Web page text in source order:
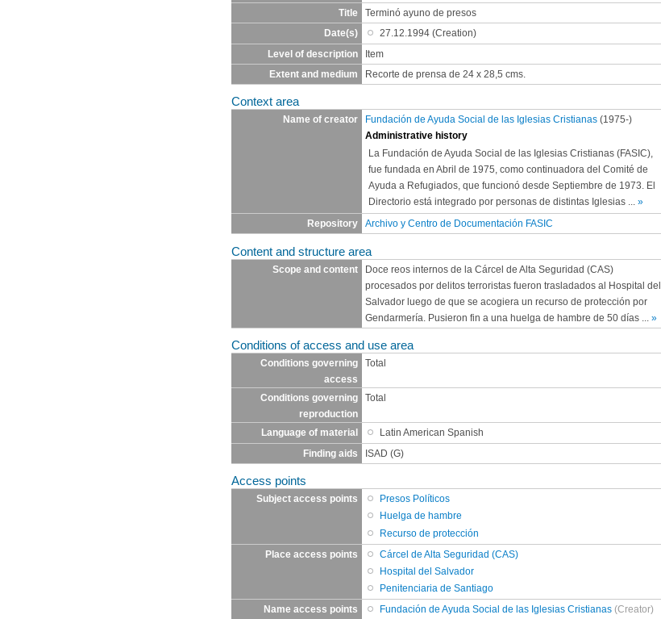
Title
Terminó ayuno de presos
Date(s)
27.12.1994 (Creation)
Level of description
Item
Extent and medium
Recorte de prensa de 24 x 28,5 cms.
Context area
Name of creator Fundación de Ayuda Social de las Iglesias Cristianas (1975-)
Administrative history
La Fundación de Ayuda Social de las Iglesias Cristianas (FASIC),
fue fundada en Abril de 1975, como continuadora del Comité de
Ayuda a Refugiados, que funcionó desde Septiembre de 1973. El
Directorio está integrado por personas de distintas Iglesias ... »
Repository
Archivo y Centro de Documentación FASIC
Content and structure area
Scope and content
Doce reos internos de la Cárcel de Alta Seguridad (CAS)
procesados por delitos terroristas fueron trasladados al Hospital del
Salvador luego de que se acogiera un recurso de protección por
Gendarmería. Pusieron fin a una huelga de hambre de 50 días
»
Conditions of access and use area
Conditions governing
access
Total
Conditions governing
reproduction
Total
Language of material
Latin American Spanish
Finding aids
ISAD (G)
Access points
Subject access points
Presos Políticos
Huelga de hambre
Recurso de protección
Place access points
Cárcel de Alta Seguridad (CAS)
Hospital del Salvador
Penitenciaria de Santiago
Name access points
Fundación de Ayuda Social de las Iglesias Cristianas (Creator)